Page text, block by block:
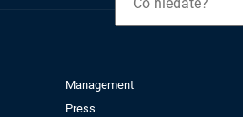
Management
Press